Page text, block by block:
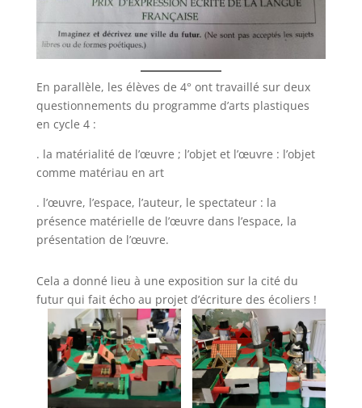
En parallèle, les élèves de 4° ont travaillé sur deux
questionnements du programme d’arts plastiques
en cycle 4 :
. la matérialité de l’œuvre ; l’objet et l’œuvre : l’objet
comme matériau en art
. l’œuvre, l’espace, l’auteur, le spectateur : la
présence matérielle de l’œuvre dans l’espace, la
présentation de l’œuvre.
Cela a donné lieu à une exposition sur la cité du
futur qui fait écho au projet d’écriture des écoliers !